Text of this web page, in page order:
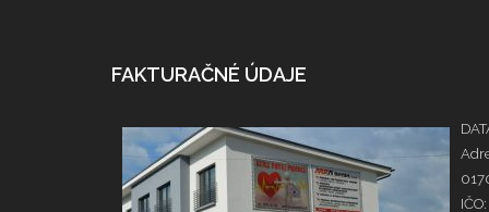
FAKTURAČNÉ ÚDAJE